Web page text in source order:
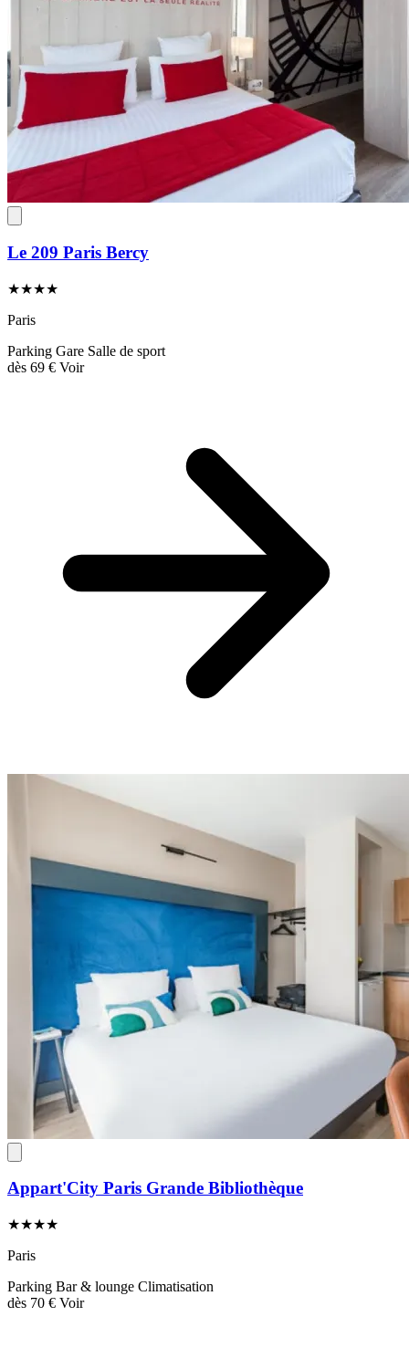
Le 209 Paris Bercy
★★★★
Paris
Parking Gare Salle de sport
dès 69 € Voir
Appart'City Paris Grande Bibliothèque
★★★★
Paris
Parking Bar & lounge Climatisation
dès 70 € Voir